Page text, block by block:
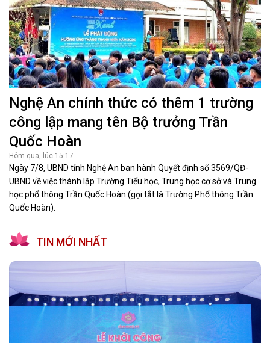
Nghệ An chính thức có thêm 1 trường
công lập mang tên Bộ trưởng Trần
Quốc Hoàn
Hôm qua, lúc 15:17
Ngày 7/8, UBND tỉnh Nghệ An ban hành Quyết định số 3569/QĐ-
UBND về việc thành lập Trường Tiểu học, Trung học cơ sở và Trung
học phổ thông Trần Quốc Hoàn (gọi tắt là Trường Phổ thông Trần
Quốc Hoàn).
TIN MỚI NHẤT